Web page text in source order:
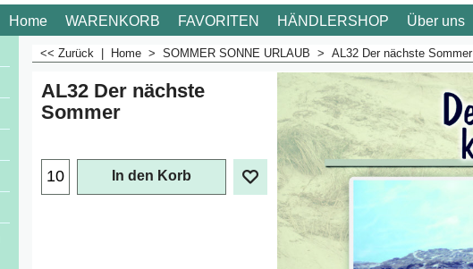
Home WARENKORB FAVORITEN HÄNDLERSHOP Über uns
<< Zurück Home > SOMMER SONNE URLAUB > AL32 Der nächste Sommer
AL32 Der nächste
Sommer